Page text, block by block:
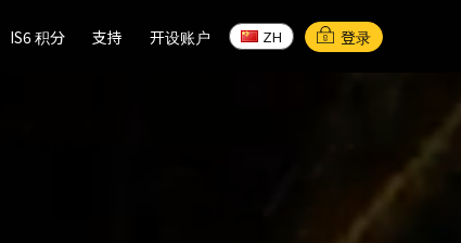
IS6 积分 支持 开设账户 ZH 登录
IS6 积分 支持 开设账户 ZH